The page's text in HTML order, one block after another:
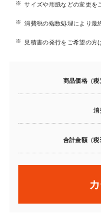
サイズや用紙などの変更を
消費税の端数処理により最
見積書の発行をご希望の方
商品価格（税
消
合計金額（税